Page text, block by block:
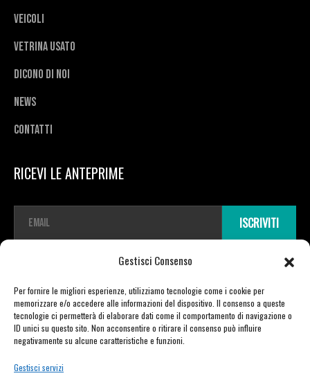
Gestisci Consenso
Per fornire le migliori esperienze, utilizziamo tecnologie come i cookie per
memorizzare e/o accedere alle informazioni del dispositivo. Il consenso a queste
tecnologie ci permetterà di elaborare dati come il comportamento di navigazione o
ID unici su questo sito. Non acconsentire o ritirare il consenso può influire
negativamente su alcune caratteristiche e funzioni.
Gestisci servizi
Veicoli
Vetrina usato
Dicono di noi
News
Contatti
RICEVI LE ANTEPRIME
a
ISCRIVITI
Copyright © 2026 TDR E-mobility pro srl Unipersonale | Viale Vittorio Veneto